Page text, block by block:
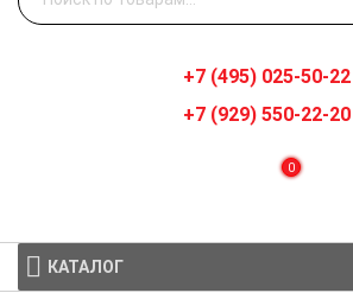
0
+7 (495) 025-50-22
+7 (929) 550-22-20
КАТАЛОГ